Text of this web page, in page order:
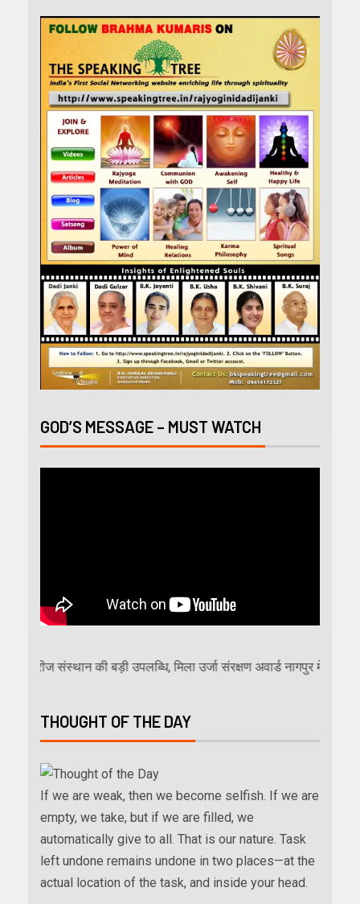
GOD’S MESSAGE – MUST WATCH
संस्थान की बड़ी उपलब्धि, मिला उर्जा संरक्षण अवार्ड नागपुर में 13वें
THOUGHT OF THE DAY
If we are weak, then we become selfish. If we are
empty, we take, but if we are filled, we
automatically give to all. That is our nature. Task
left undone remains undone in two places—at the
actual location of the task, and inside your head.